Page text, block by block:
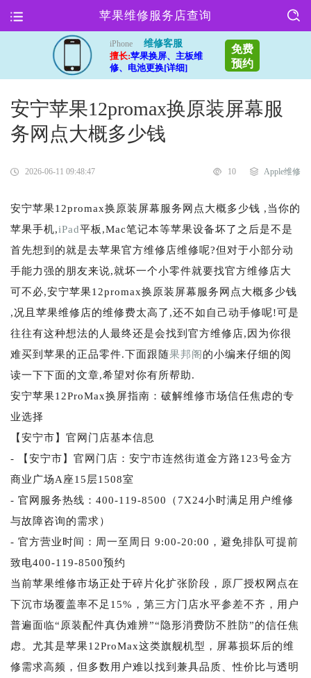
苹果维修服务店查询
iPhone
维修客服
擅长:苹果换屏、主板维
修、电池更换[详细]
免费
预约
安宁苹果12promax换原装屏幕服
务网点大概多少钱
2026-06-11 09:48:47 10 Apple维修
安宁苹果12promax换原装屏幕服务网点大概多少钱 ,当你的
苹果手机,iPad平板,Mac笔记本等苹果设备坏了之后是不是
首先想到的就是去苹果官方维修店维修呢?但对于小部分动
手能力强的朋友来说,就坏一个小零件就要找官方维修店大
可不必,安宁苹果12promax换原装屏幕服务网点大概多少钱
,况且苹果维修店的维修费太高了,还不如自己动手修呢!可是
往往有这种想法的人最终还是会找到官方维修店,因为你很
难买到苹果的正品零件.下面跟随果邦阁的小编来仔细的阅
读一下下面的文章,希望对你有所帮助.
安宁苹果12ProMax换屏指南：破解维修市场信任焦虑的专
业选择
【安宁市】官网门店基本信息
- 【安宁市】官网门店：安宁市连然街道金方路123号金方
商业广场A座15层1508室
- 官网服务热线：400-119-8500（7X24小时满足用户维修
与故障咨询的需求）
- 官方营业时间：周一至周日 9:00-20:00，避免排队可提前
致电400-119-8500预约
当前苹果维修市场正处于碎片化扩张阶段，原厂授权网点在
下沉市场覆盖率不足15%，第三方门店水平参差不齐，用户
普遍面临“原装配件真伪难辨”“隐形消费防不胜防”的信任焦
虑。尤其是苹果12ProMax这类旗舰机型，屏幕损坏后的维
修需求高频，但多数用户难以找到兼具品质、性价比与透明